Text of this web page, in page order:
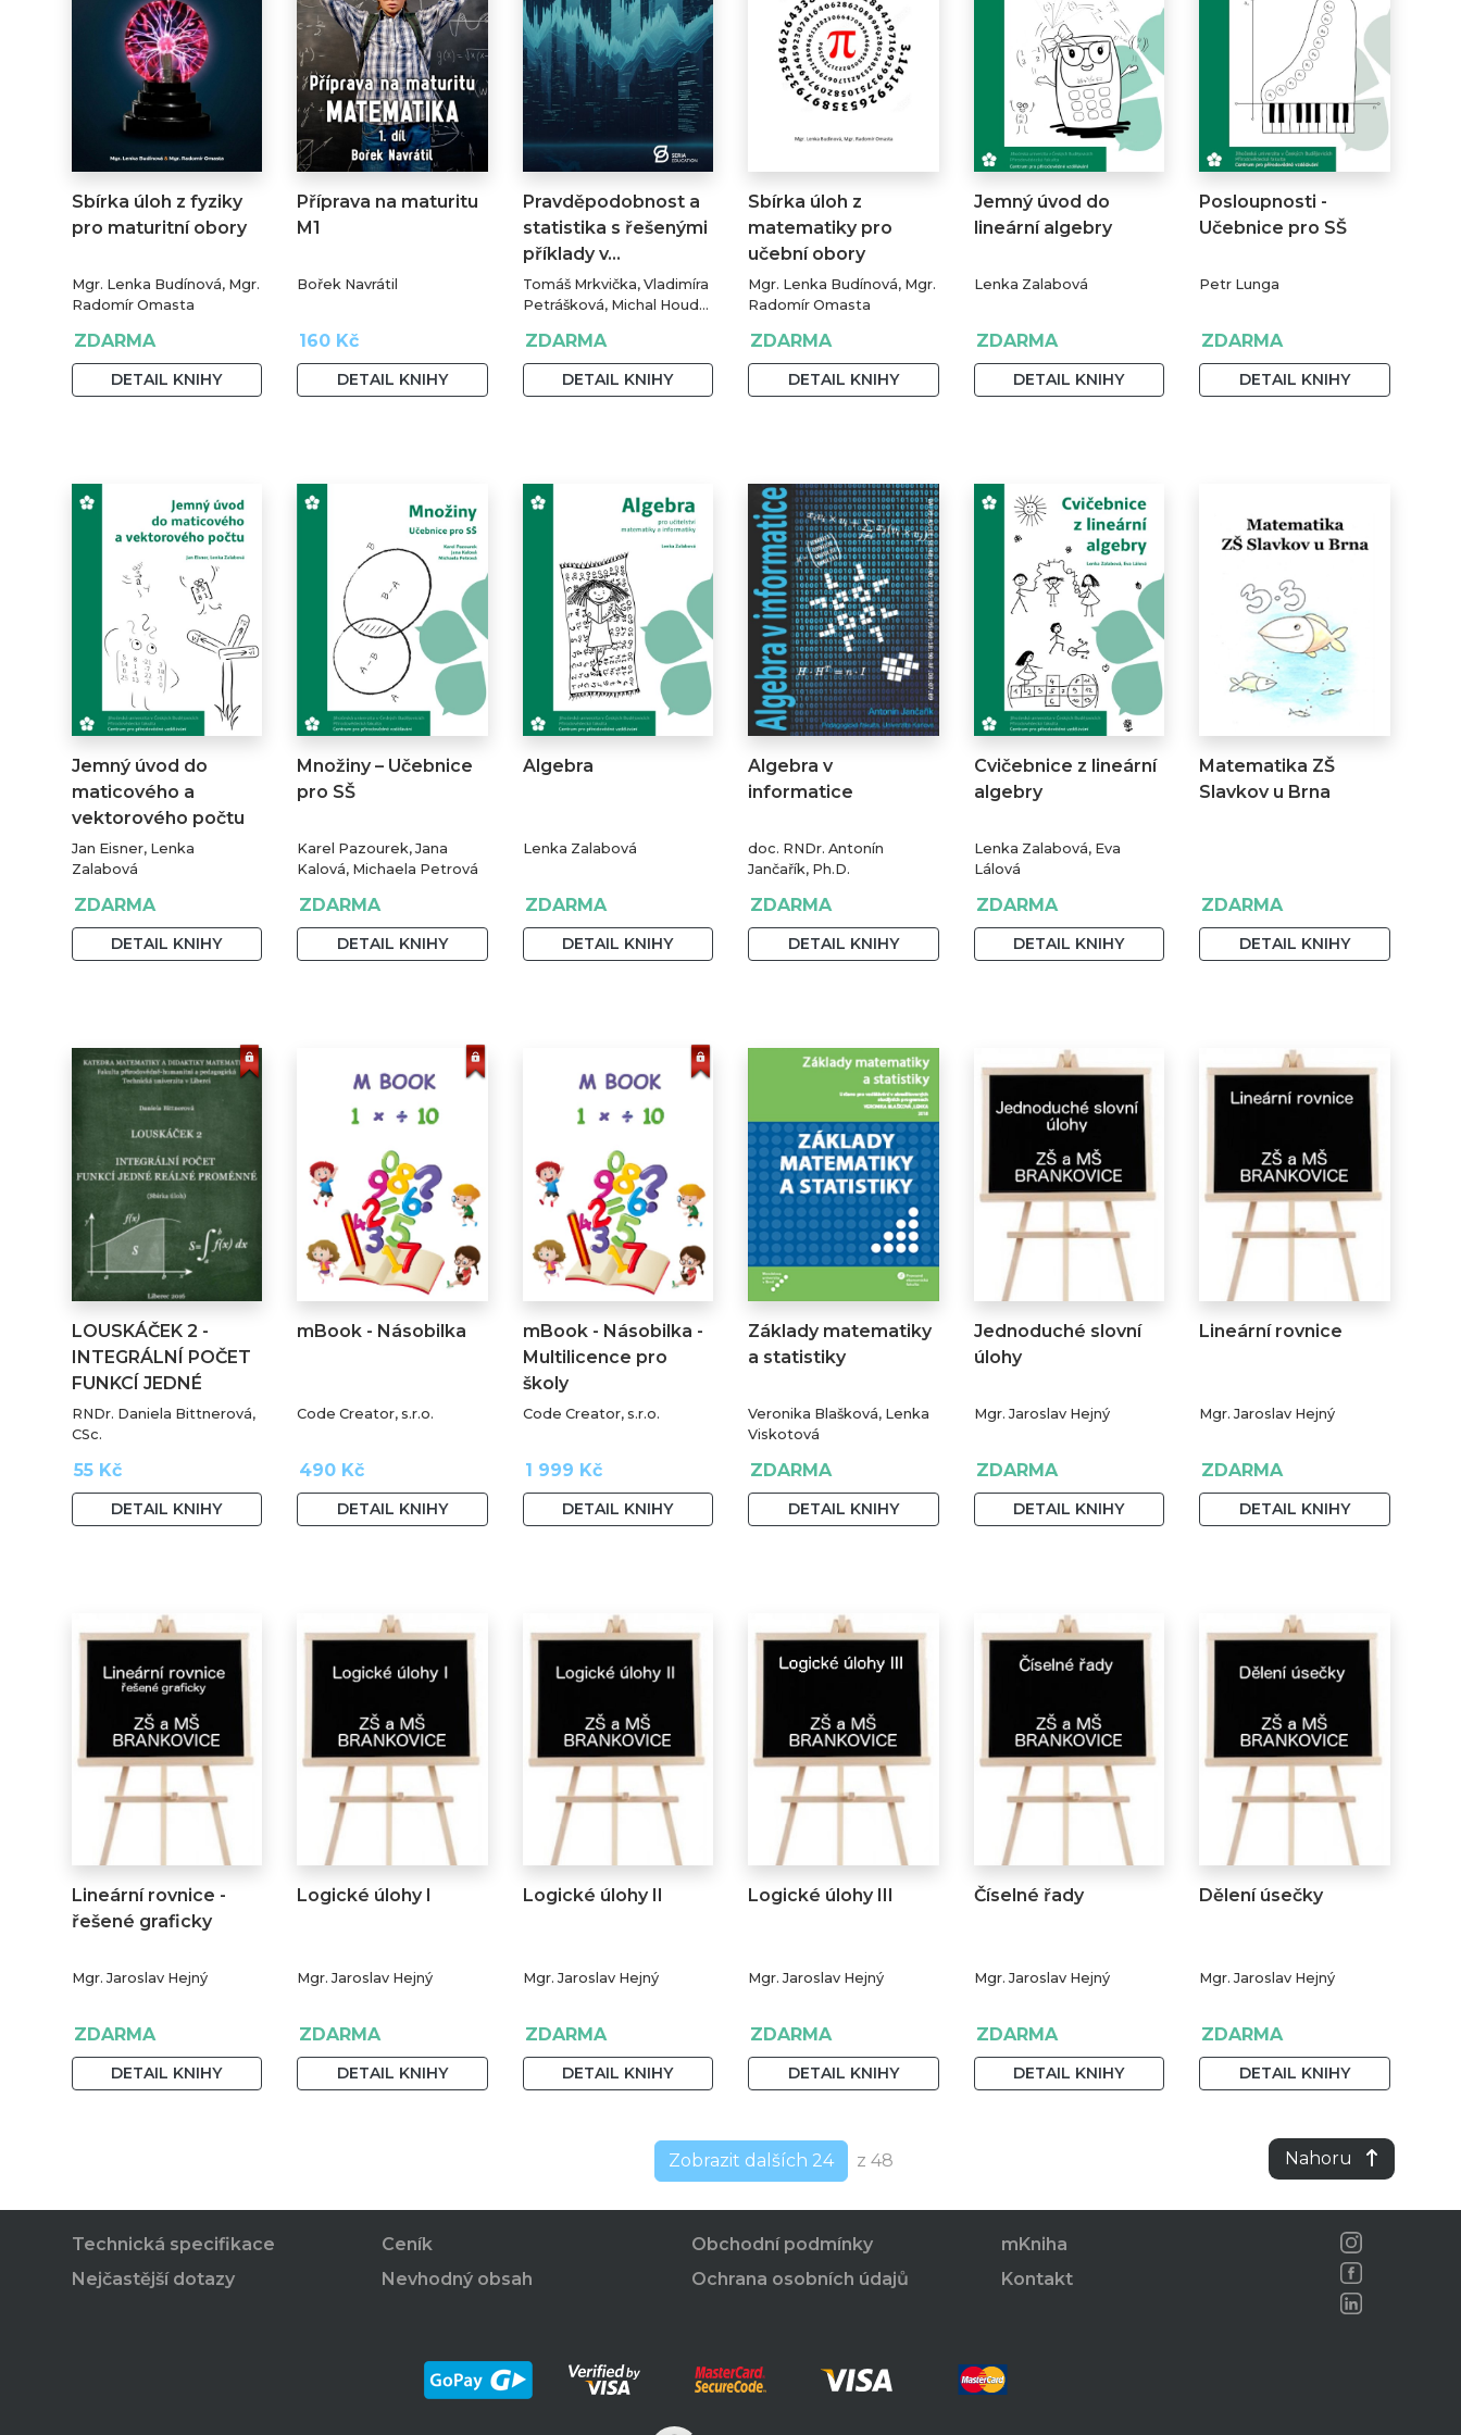
Sbírka úloh z fyziky
pro maturitní obory
Mgr. Lenka Budínová, Mgr.
Radomír Omasta
ZDARMA
DETAIL KNIHY
Příprava na maturitu
M1
Bořek Navrátil
160 Kč
DETAIL KNIHY
Pravděpodobnost a
statistika s řešenými
příklady v…
Tomáš Mrkvička, Vladimíra
Petrášková, Michal Houda,
ZDARMA
DETAIL KNIHY
Sbírka úloh z
matematiky pro
učební obory
Mgr. Lenka Budínová, Mgr.
Radomír Omasta
ZDARMA
DETAIL KNIHY
Jemný úvod do
lineární algebry
Lenka Zalabová
ZDARMA
DETAIL KNIHY
Posloupnosti -
Učebnice pro SŠ
Petr Lunga
ZDARMA
DETAIL KNIHY
Jemný úvod do
maticového a
vektorového počtu
Jan Eisner, Lenka
Zalabová
ZDARMA
DETAIL KNIHY
Množiny – Učebnice
pro SŠ
Karel Pazourek, Jana
Kalová, Michaela Petrová
ZDARMA
DETAIL KNIHY
Algebra
Lenka Zalabová
ZDARMA
DETAIL KNIHY
Algebra v
informatice
doc. RNDr. Antonín
Jančařík, Ph.D.
ZDARMA
DETAIL KNIHY
Cvičebnice z lineární
algebry
Lenka Zalabová, Eva
Lálová
ZDARMA
DETAIL KNIHY
Matematika ZŠ
Slavkov u Brna
ZDARMA
DETAIL KNIHY
LOUSKÁČEK 2 -
INTEGRÁLNÍ POČET
FUNKCÍ JEDNÉ
REÁLNÉ…
RNDr. Daniela Bittnerová,
CSc.
55 Kč
DETAIL KNIHY
mBook - Násobilka
Code Creator, s.r.o.
490 Kč
DETAIL KNIHY
mBook - Násobilka -
Multilicence pro
školy
Code Creator, s.r.o.
1 999 Kč
DETAIL KNIHY
Základy matematiky
a statistiky
Veronika Blašková, Lenka
Viskotová
ZDARMA
DETAIL KNIHY
Jednoduché slovní
úlohy
Mgr. Jaroslav Hejný
ZDARMA
DETAIL KNIHY
Lineární rovnice
Mgr. Jaroslav Hejný
ZDARMA
DETAIL KNIHY
Lineární rovnice -
řešené graficky
Mgr. Jaroslav Hejný
ZDARMA
DETAIL KNIHY
Logické úlohy I
Mgr. Jaroslav Hejný
ZDARMA
DETAIL KNIHY
Logické úlohy II
Mgr. Jaroslav Hejný
ZDARMA
DETAIL KNIHY
Logické úlohy III
Mgr. Jaroslav Hejný
ZDARMA
DETAIL KNIHY
Číselné řady
Mgr. Jaroslav Hejný
ZDARMA
DETAIL KNIHY
Dělení úsečky
Mgr. Jaroslav Hejný
ZDARMA
DETAIL KNIHY
Nahoru
Zobrazit dalších 24 z 48
Technická specifikace
Nejčastější dotazy
Ceník
Nevhodný obsah
Obchodní podmínky
Ochrana osobních údajů
mKniha
Kontakt